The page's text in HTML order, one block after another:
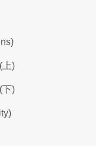
上)
下)